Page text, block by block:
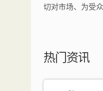
切对市场、为受
热门资讯